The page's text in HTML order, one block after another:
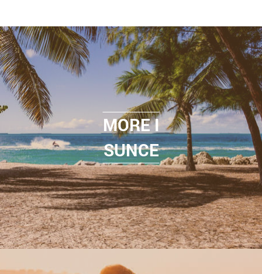
MORE I
SUNCE